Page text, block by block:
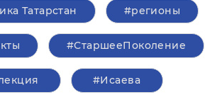
Татарстан #регионы
#СтаршееПоколение
#Исаева